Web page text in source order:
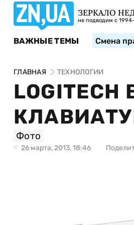
ЗЕРКАЛО
не подводим с
ВАЖНЫЕ ТЕМЫ Смена
ГЛАВНАЯ ТЕХНОЛОГИИ
Фото
26 марта, 2013, 18:46